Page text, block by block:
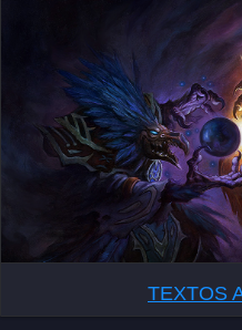
TEXTOS